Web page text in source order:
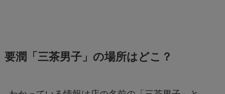
要潤「三茶男子」の場所はどこ？